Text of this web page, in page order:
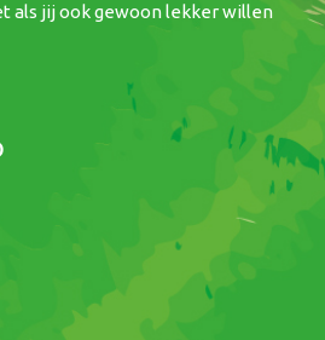
als jij ook gewoon lekker willen